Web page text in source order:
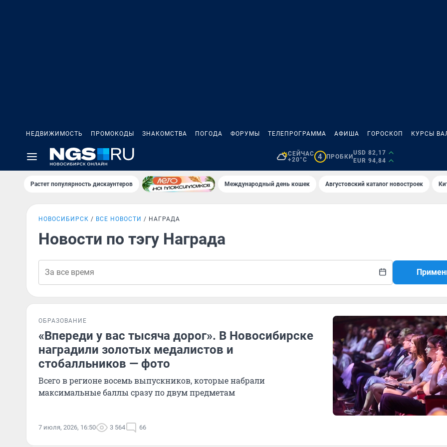
НЕДВИЖИМОСТЬ ПРОМОКОДЫ ЗНАКОМСТВА ПОГОДА ФОРУМЫ ТЕЛЕПРОГРАММА АФИША ГОРОСКОП КУРСЫ
СЕЙЧАС
+20°C
4 ПРОБКИ
USD 82,17
EUR 94,84
Растет популярность дискаунтеров Международный день кошек Августовский каталог новостроек
НОВОСИБИРСК ВСЕ НОВОСТИ НАГРАДА
Новости по тэгу Награда
ОБРАЗОВАНИЕ
«Впереди у вас тысяча дорог». В Новосибирске
наградили золотых медалистов и
стобалльников — фото
Всего в регионе восемь выпускников, которые набрали
максимальные баллы сразу по двум предметам
7 июля, 2026, 16:50 3 564 66